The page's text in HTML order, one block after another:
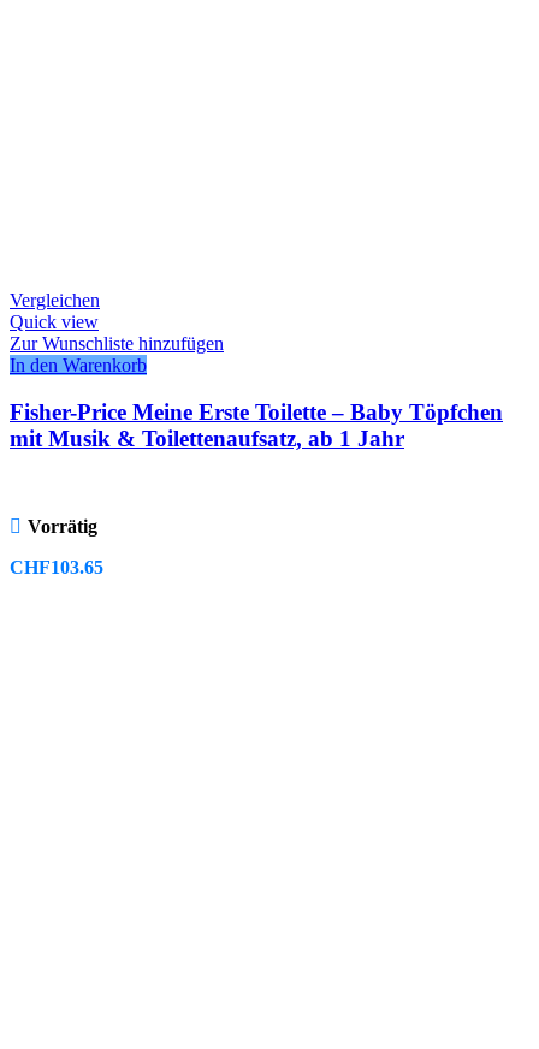
Vergleichen
Quick view
Zur Wunschliste hinzufügen
In den Warenkorb
Fisher-Price Meine Erste Toilette – Baby Töpfchen
mit Musik & Toilettenaufsatz, ab 1 Jahr
Vorrätig
CHF103.65